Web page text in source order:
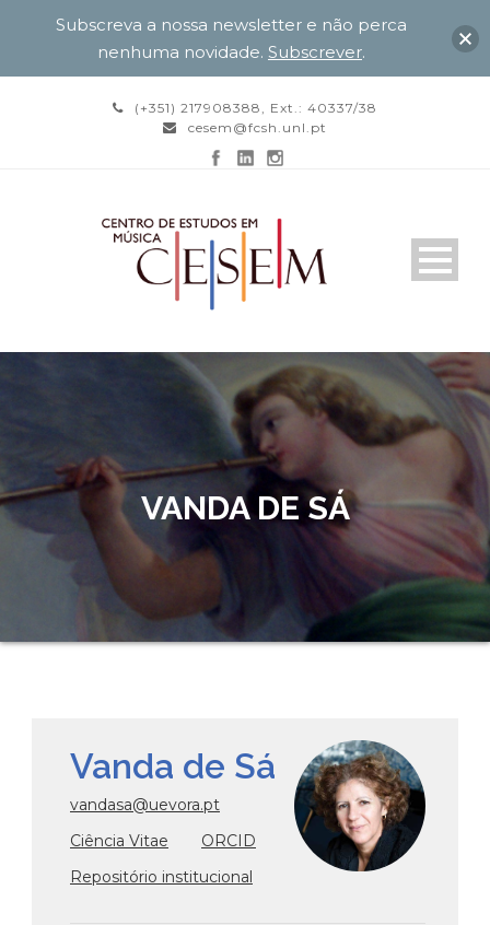
(+351) 217908388, Ext.: 40337/38
cesem@fcsh.unl.pt
VANDA DE SÁ
Vanda de Sá
vandasa@uevora.pt
Ciência Vitae
ORCID
Repositório institucional
Subscreva a nossa newsletter e não perca
nenhuma novidade. Subscrever.